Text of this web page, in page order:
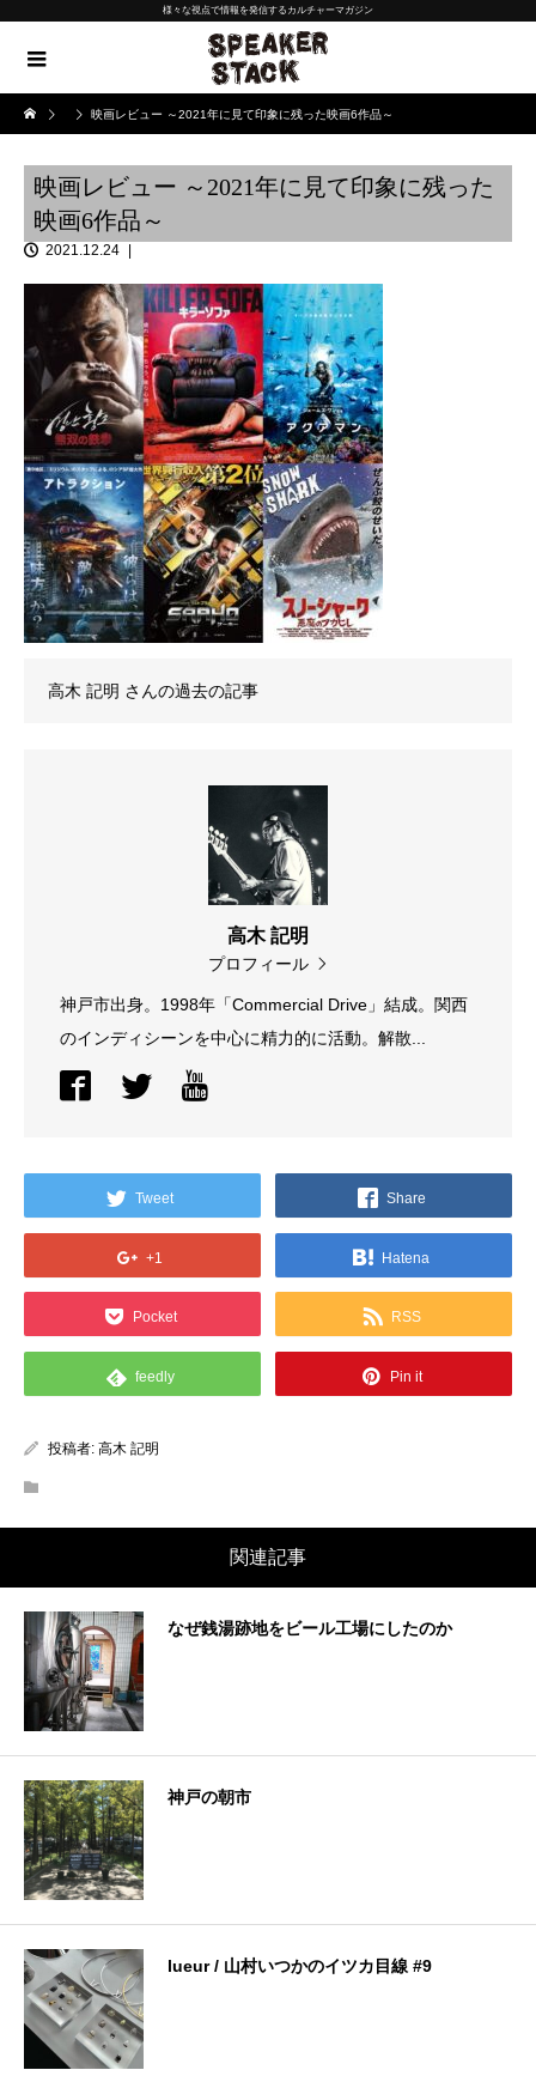
様々な視点で情報を発信するカルチャーマガジン
映画レビュー ～2021年に見て印象に残った映画6作品～
映画レビュー ～2021年に見て印象に残った
映画6作品～
2021.12.24
高木 記明 さんの過去の記事
高木 記明
プロフィール
神戸市出身。1998年「Commercial Drive」結成。関西
のインディシーンを中心に精力的に活動。解散...
Tweet Share
+1 Hatena
Pocket RSS
feedly Pin it
投稿者: 高木 記明
関連記事
なぜ銭湯跡地をビール工場にしたのか
神戸の朝市
lueur / 山村いつかのイツカ目線 #9